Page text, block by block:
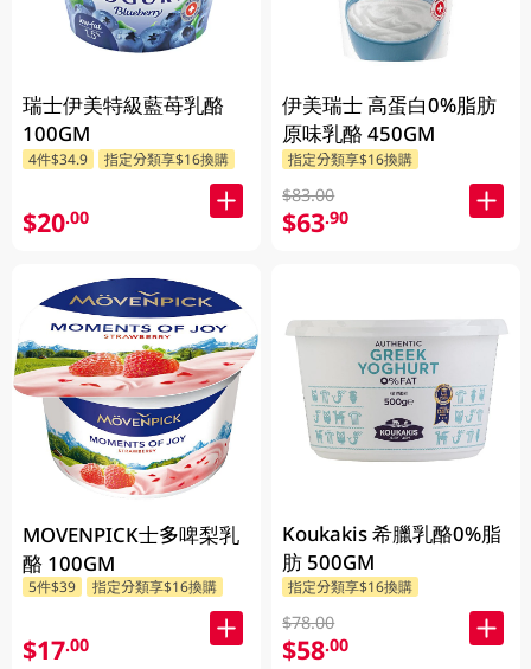
瑞士伊美特級藍苺乳酪
100GM
4件$34.9 指定分類享$16換購
$20.00
MOVENPICK士多啤梨乳
酪 100GM
5件$39 指定分類享$16換購
$17.00
伊美瑞士 高蛋白0%脂肪
原味乳酪 450GM
指定分類享$16換購
$83.00
$63.90
Koukakis 希臘乳酪0%脂
肪 500GM
指定分類享$16換購
$78.00
$58.00